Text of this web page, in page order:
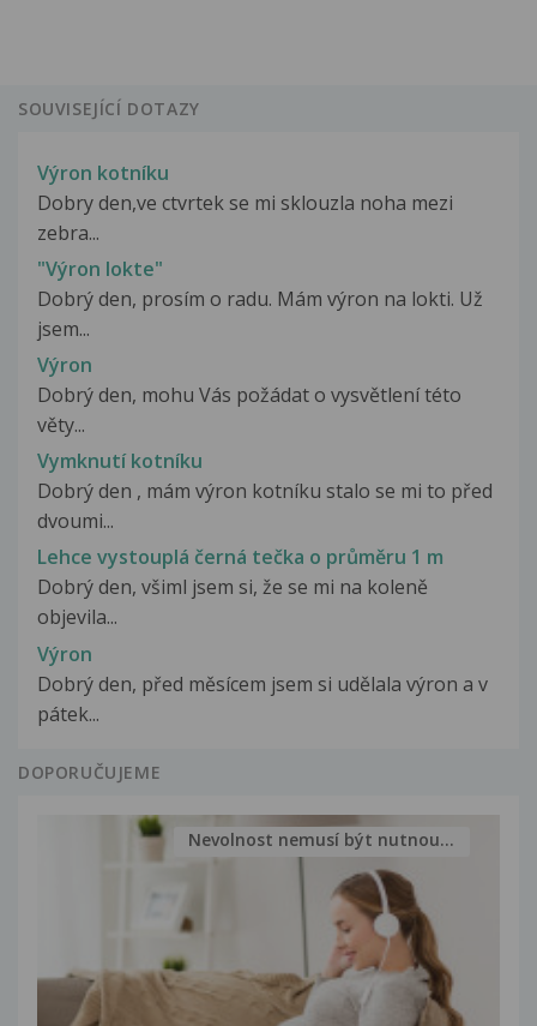
SOUVISEJÍCÍ DOTAZY
Výron kotníku
Dobry den,ve ctvrtek se mi sklouzla noha mezi
zebra...
"Výron lokte"
Dobrý den, prosím o radu. Mám výron na lokti. Už
jsem...
Výron
Dobrý den, mohu Vás požádat o vysvětlení této
věty...
Vymknutí kotníku
Dobrý den , mám výron kotníku stalo se mi to před
dvoumi...
Lehce vystouplá černá tečka o průměru 1 m
Dobrý den, všiml jsem si, že se mi na koleně
objevila...
Výron
Dobrý den, před měsícem jsem si udělala výron a v
pátek...
DOPORUČUJEME
Nevolnost nemusí být nutnou...